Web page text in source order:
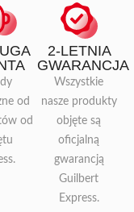
od
od
2-LETNIA
GWARANCJA
Wszystkie
nasze produkty
objęte są
oficjalną
gwarancją
Guilbert
Express.